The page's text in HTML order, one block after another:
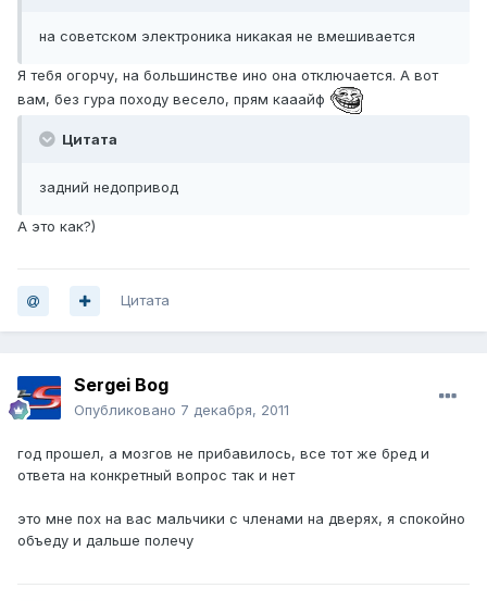
на советском электроника никакая не вмешивается
Я тебя огорчу, на большинстве ино она отключается. А вот
вам, без гура походу весело, прям кааайф
Цитата
задний недопривод
А это как?)
Цитата
Sergei Bog
Опубликовано 7 декабря, 2011
год прошел, а мозгов не прибавилось, все тот же бред и
ответа на конкретный вопрос так и нет
это мне пох на вас мальчики с членами на дверях, я спокойно
объеду и дальше полечу